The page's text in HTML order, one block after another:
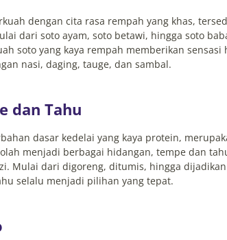
dengan cita rasa rempah yang khas,
dari soto ayam, soto betawi, hingga soto
soto yang kaya rempah memberikan sensasi
nasi, daging, tauge, dan sambal.
dan Tahu
dasar kedelai yang kaya protein,
menjadi berbagai hidangan, tempe dan
Mulai dari digoreng, ditumis, hingga
selalu menjadi pilihan yang tepat.